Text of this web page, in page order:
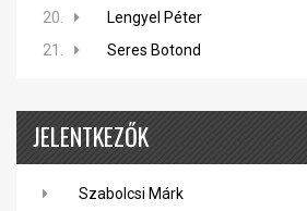
20.
Lengyel Péter
21.
Seres Botond
JELENTKEZŐK
Szabolcsi Márk